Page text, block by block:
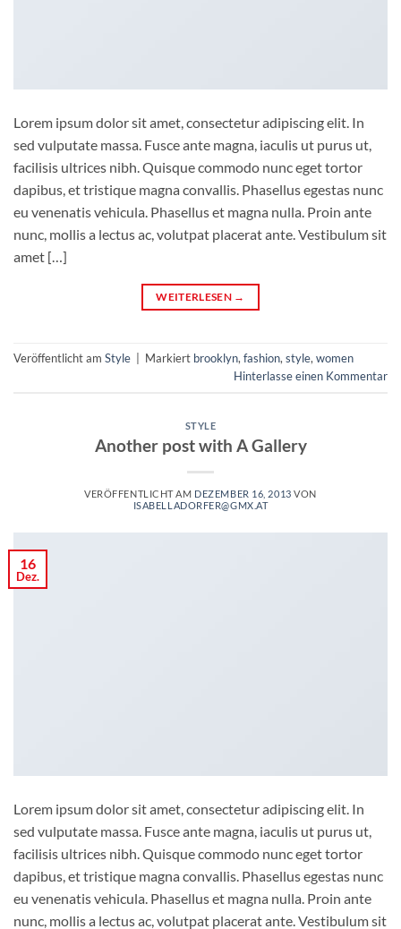
Lorem ipsum dolor sit amet, consectetur adipiscing elit. In
sed vulputate massa. Fusce ante magna, iaculis ut purus ut,
facilisis ultrices nibh. Quisque commodo nunc eget tortor
dapibus, et tristique magna convallis. Phasellus egestas nunc
eu venenatis vehicula. Phasellus et magna nulla. Proin ante
nunc, mollis a lectus ac, volutpat placerat ante. Vestibulum sit
amet […]
WEITERLESEN →
Veröffentlicht am Style Markiert brooklyn, fashion, style, women
Hinterlasse einen Kommentar
STYLE
Another post with A Gallery
VERÖFFENTLICHT AM DEZEMBER 16, 2013 VON
ISABELLADORFER@GMX.AT
16
Dez.
Lorem ipsum dolor sit amet, consectetur adipiscing elit. In
sed vulputate massa. Fusce ante magna, iaculis ut purus ut,
facilisis ultrices nibh. Quisque commodo nunc eget tortor
dapibus, et tristique magna convallis. Phasellus egestas nunc
eu venenatis vehicula. Phasellus et magna nulla. Proin ante
nunc, mollis a lectus ac, volutpat placerat ante. Vestibulum sit